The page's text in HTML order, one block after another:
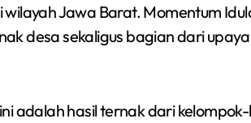
Jawa Barat. Momentum
desa sekaligus bagian dari
adalah hasil ternak dari